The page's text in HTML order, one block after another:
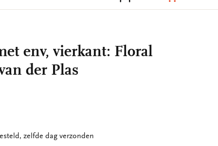
env, vierkant: Floral
der Plas
zelfde dag verzonden